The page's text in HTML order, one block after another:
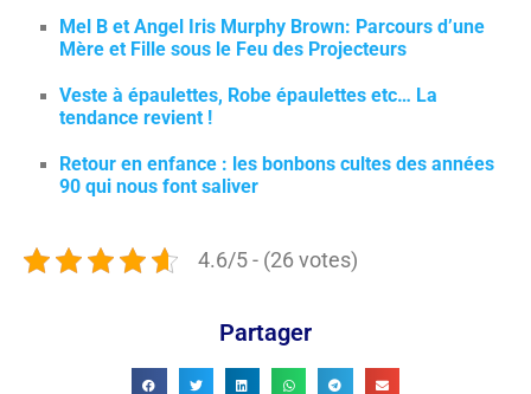
Mel B et Angel Iris Murphy Brown: Parcours d’une
Mère et Fille sous le Feu des Projecteurs
Veste à épaulettes, Robe épaulettes etc… La
tendance revient !
Retour en enfance : les bonbons cultes des années
90 qui nous font saliver
4.6/5 - (26 votes)
Partager